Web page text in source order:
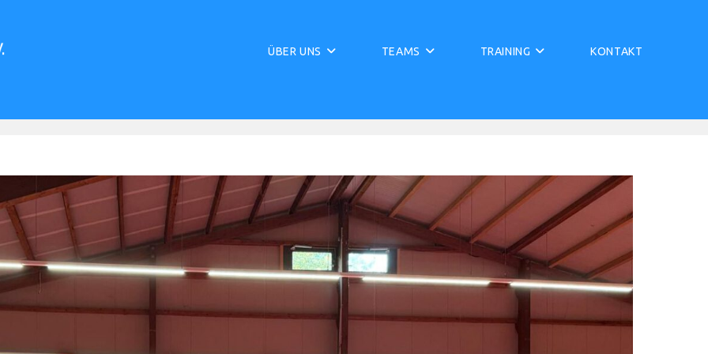
ÜBER UNS TEAMS TRAINING KONTAKT